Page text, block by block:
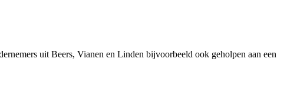
uit Beers, Vianen en Linden bijvoorbeeld ook geholpen aan een